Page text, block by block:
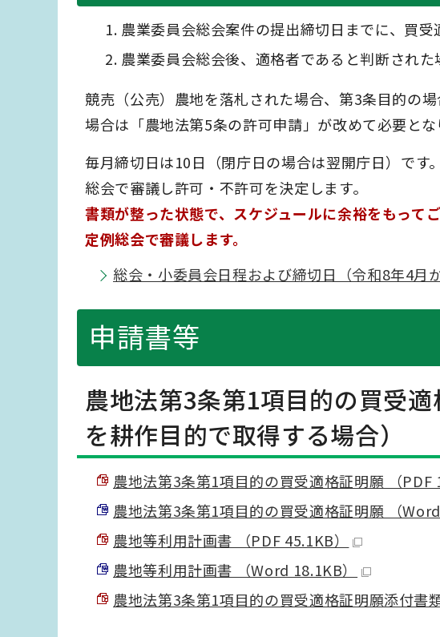
農業委員会総会案件の提出締切日までに、買
農業委員会総会後、適格者であると判断され
競売（公売）農地を落札された場合、第3条目的の
場合は「農地法第5条の許可申請」が改めて必要とな
毎月締切日は10日（閉庁日の場合は翌開庁日）で
総会で審議し許可・不許可を決定します。
書類が整った状態で、スケジュールに余裕をもって
定例総会で審議します。
総会・小委員会日程および締切日（令和8年4月
申請書等
農地法第3条第1項目的の買受
を耕作目的で取得する場合）
農地法第3条第1項目的の買受適格証明願 （PDF
農地法第3条第1項目的の買受適格証明願 （Word
農地等利用計画書 （PDF 45.1KB）
農地等利用計画書 （Word 18.1KB）
農地法第3条第1項目的の買受適格証明願添付書